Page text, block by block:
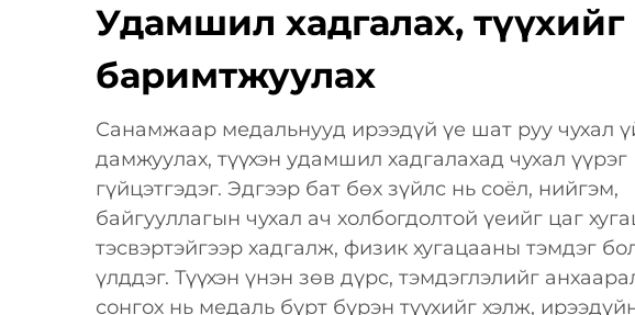
Удамшил хадгалах, түүхийг
баримтжуулах
Санамжаар медальнууд ирээдүй үе шат руу чухал
дамжуулах, түүхэн удамшил хадгалахад чухал үүрэг
гүйцэтгэдэг. Эдгээр бат бөх зүйлс нь соёл, нийгэм,
байгууллагын чухал ач холбогдолтой үеийг цаг
тэсвэртэйгээр хадгалж, физик хугацааны тэмдэг
үлддэг. Түүхэн үнэн зөв дүрс, тэмдэглэлийг
сонгох нь медаль бүрт бүрэн түүхийг хэлж,